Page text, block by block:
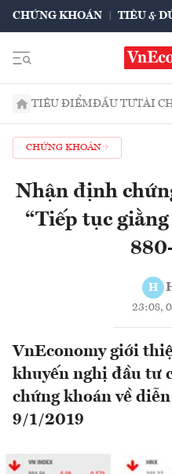
CHỨNG KHOÁN TIÊU &
TIÊU ĐIỂMĐẦU TƯTÀI
CHỨNG KHOÁN
Nhận định
“Tiếp tục
H
23:08,
VnEconomy giới
khuyến nghị đầu tư
chứng khoán về
9/1/2019